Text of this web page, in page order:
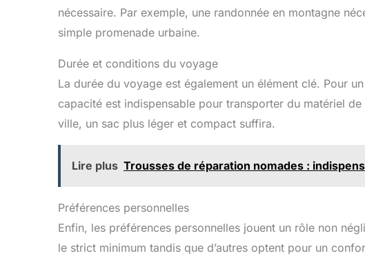
nécessaire. Par exemple, une randonnée en montagne
simple promenade urbaine.
Durée et conditions du voyage
La durée du voyage est également un élément clé. Pour
capacité est indispensable pour transporter du matériel
ville, un sac plus léger et compact suffira.
Lire plus Trousses de réparation nomades :
Préférences personnelles
Enfin, les préférences personnelles jouent un rôle non
le strict minimum tandis que d’autres optent pour un